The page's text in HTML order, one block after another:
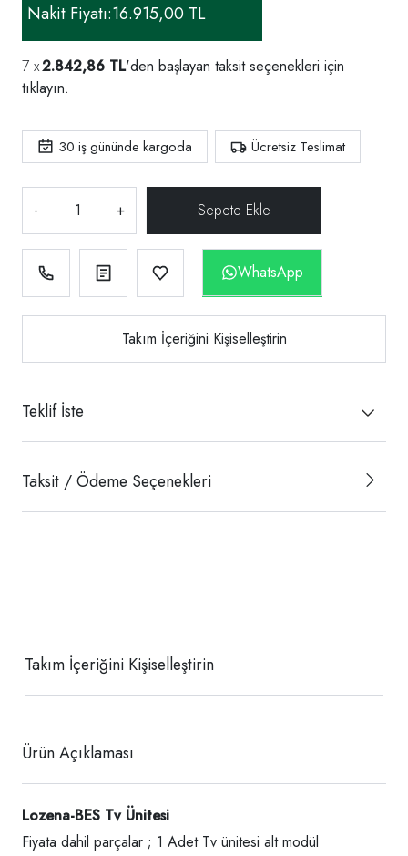
Nakit Fiyatı:16.915,00 TL
2.842,86 TL'den başlayan taksit seçenekleri için
tıklayın.
30 iş gününde kargoda Ücretsiz Teslimat
- +
WhatsApp
Takım İçeriğini Kişiselleştirin
Teklif İste
Taksit / Ödeme Seçenekleri
Takım İçeriğini Kişiselleştirin
Ürün Açıklaması
Lozena-BES Tv Ünitesi
Fiyata dahil parçalar ; 1 Adet Tv ünitesi alt modül